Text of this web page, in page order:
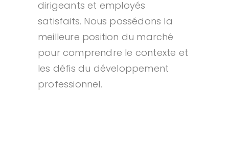
dirigeants et employés
satisfaits. Nous possédons la
meilleure position du marché
pour comprendre le contexte et
les défis du développement
professionnel.